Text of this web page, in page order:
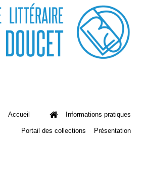
Accueil Informations pratiques
Portail des collections Présentation